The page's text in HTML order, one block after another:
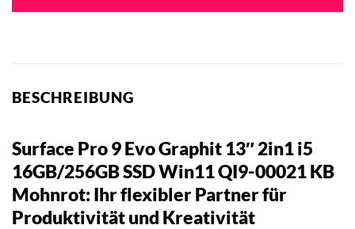
BESCHREIBUNG
Surface Pro 9 Evo Graphit 13″ 2in1 i5
16GB/256GB SSD Win11 QI9-00021 KB
Mohnrot: Ihr flexibler Partner für
Produktivität und Kreativität